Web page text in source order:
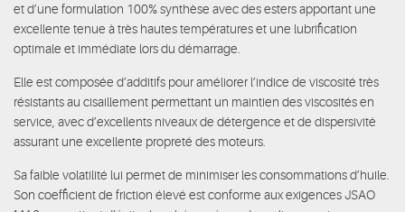
et d’une formulation 100% synthèse avec des esters apportant une
excellente tenue à très hautes températures et une lubrification
optimale et immédiate lors du démarrage.
Elle est composée d’additifs pour améliorer l’indice de viscosité très
résistants au cisaillement permettant un maintien des viscosités en
service, avec d’excellents niveaux de détergence et de dispersivité
assurant une excellente propreté des moteurs.
Sa faible volatilité lui permet de minimiser les consommations d’huile.
Son coefficient de friction élevé est conforme aux exigences JSAO